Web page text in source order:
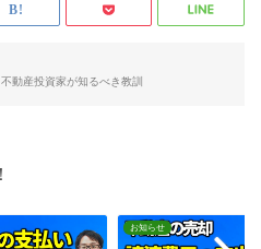
動産投資家が知るべき教訓
お知らせ